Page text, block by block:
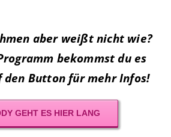
aber weißt nicht wie?
bekommst du es
den Button für mehr Infos!
GEHT ES HIER LANG